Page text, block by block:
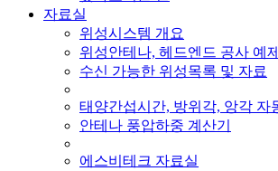
자료실
위성시스템 개요
위성안테나, 헤드엔드 공사 예제
수신 가능한 위성목록 및 자료
태양간섭시간, 방위각, 앙각 자
안테나 풍압하중 계산기
에스비테크 자료실